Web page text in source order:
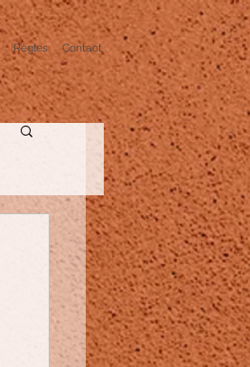
Règles Contact